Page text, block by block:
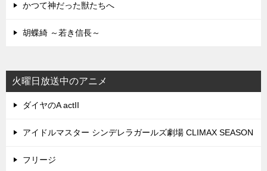
かつて神だった獣たちへ
胡蝶綺 ～若き信長～
火曜日放送中のアニメ
ダイヤのA actII
アイドルマスター シンデレラガールズ劇場 CLIMAX SEASON
フリージ